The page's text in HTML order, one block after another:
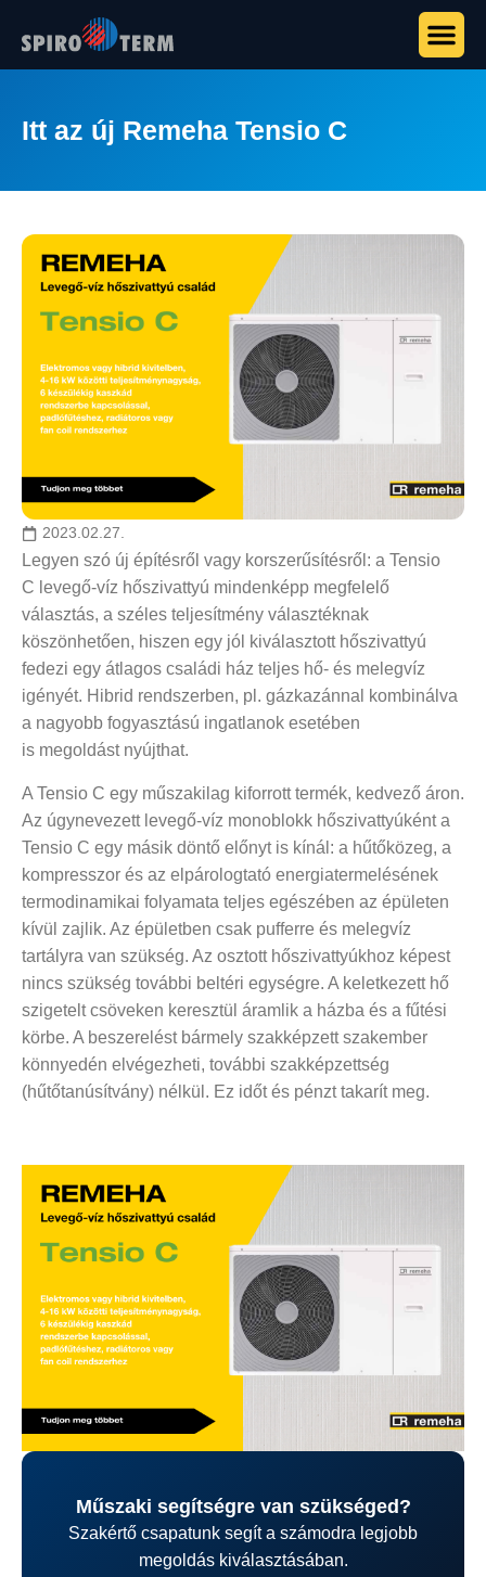
Itt az új Remeha Tensio C
2023.02.27.
Legyen szó új építésről vagy korszerűsítésről: a Tensio
C levegő-víz hőszivattyú mindenképp megfelelő
választás, a széles teljesítmény választéknak
köszönhetően, hiszen egy jól kiválasztott hőszivattyú
fedezi egy átlagos családi ház teljes hő- és melegvíz
igényét. Hibrid rendszerben, pl. gázkazánnal kombinálva
a nagyobb fogyasztású ingatlanok esetében
is megoldástnyújthat.
A Tensio C egy műszakilag kiforrott termék, kedvező áron.
Az úgynevezett levegő-víz monoblokk hőszivattyúként a
Tensio C egy másik döntő előnyt is kínál: a hűtőközeg, a
kompresszor és az elpárologtató energiatermelésének
termodinamikai folyamata teljes egészében az épületen
kívül zajlik. Az épületben csak pufferre és melegvíz
tartályra van szükség. Az osztott hőszivattyúkhoz képest
nincs szükség további beltéri egységre. A keletkezett hő
szigetelt csöveken keresztül áramlik a házba és a fűtési
körbe. A beszerelést bármely szakképzett szakember
könnyedén elvégezheti, további szakképzettség
(hűtőtanúsítvány) nélkül. Ez időt és pénzt takarít meg.
Műszaki segítségre van szükséged?
Szakértő csapatunk segít a számodra legjobb
megoldás kiválasztásában.